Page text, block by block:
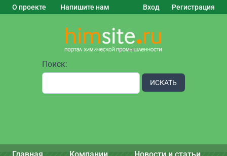
О проекте Напишите нам Вход Регистрация
Поиск:
ИСКАТЬ